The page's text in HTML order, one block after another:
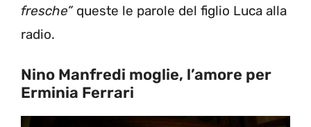
fresche”queste le parole del figlio Luca alla
radio.
Nino Manfredi moglie, l’amore per
Erminia Ferrari